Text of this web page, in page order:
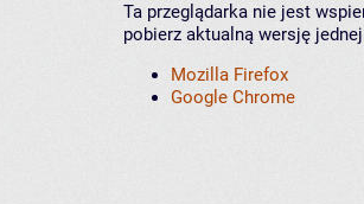
Ta przeglądarka nie jest
pobierz aktualną wersję
Mozilla Firefox
Google Chrome